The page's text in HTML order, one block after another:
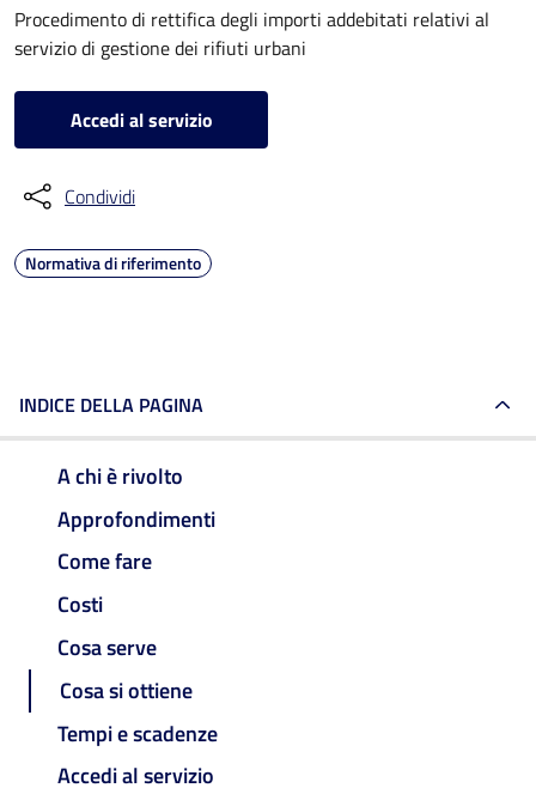
Procedimento di rettifica degli importi addebitati relativi al
servizio di gestione dei rifiuti urbani
Accedi al servizio
Condividi
Normativa di riferimento
INDICE DELLA PAGINA
A chi è rivolto
Approfondimenti
Come fare
Costi
Cosa serve
Cosa si ottiene
Tempi e scadenze
Accedi al servizio